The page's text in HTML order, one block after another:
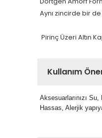
Aynı zincirde bir
Pirinç Üzeri Altın
Kullanım
Aksesuarlarınızı
Hassas, Alerjik